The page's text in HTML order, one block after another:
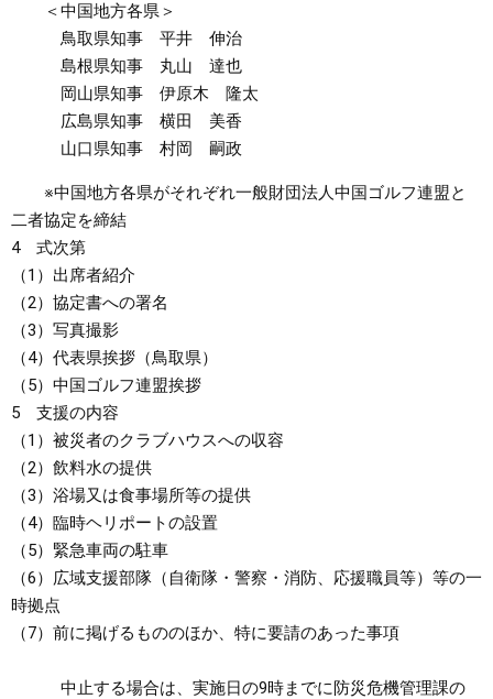
＜中国地方各県＞
鳥取県知事 平井 伸治
島根県知事 丸山 達也
岡山県知事 伊原木 隆太
広島県知事 横田 美香
山口県知事 村岡 嗣政
※中国地方各県がそれぞれ一般財団法人中国ゴルフ連盟と
二者協定を締結
4 式次第
（1）出席者紹介
（2）協定書への署名
（3）写真撮影
（4）代表県挨拶（鳥取県）
（5）中国ゴルフ連盟挨拶
5 支援の内容
（1）被災者のクラブハウスへの収容
（2）飲料水の提供
（3）浴場又は食事場所等の提供
（4）臨時ヘリポートの設置
（5）緊急車両の駐車
（6）広域支援部隊（自衛隊・警察・消防、応援職員等）等の一
時拠点
（7）前に掲げるもののほか、特に要請のあった事項
中止する場合は、実施日の9時までに防災危機管理課の